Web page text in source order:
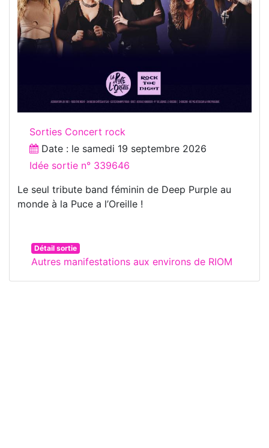
Sorties Concert rock
Date : le samedi 19 septembre 2026
Idée sortie n° 339646
Le seul tribute band féminin de Deep Purple au
monde à la Puce a l’Oreille !
Détail sortie
Autres manifestations aux environs de RIOM